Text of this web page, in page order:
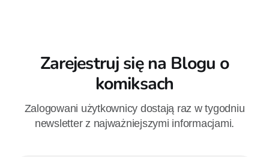
Zarejestruj się na Blogu o
komiksach
Zalogowani użytkownicy dostają raz w tygodniu
newsletter z najważniejszymi informacjami.